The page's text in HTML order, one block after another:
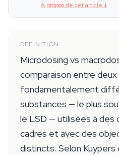
À propos de cet article ↓
DEFINITION
Microdosing vs
comparaison entre
fondamentalement
substances — le plus
le LSD — utilisées à des
cadres et avec des
distincts. Selon Kuypers